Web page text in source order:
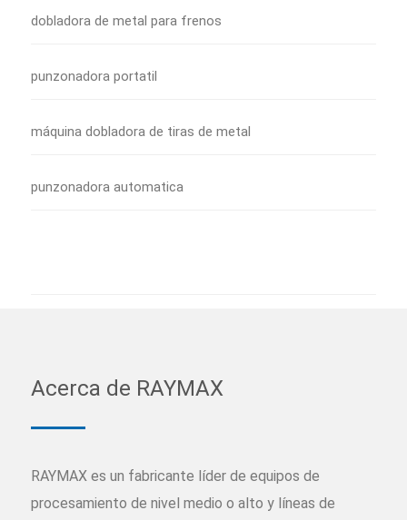
dobladora de metal para frenos
punzonadora portatil
máquina dobladora de tiras de metal
punzonadora automatica
Acerca de RAYMAX
RAYMAX es un fabricante líder de equipos de
procesamiento de nivel medio o alto y líneas de